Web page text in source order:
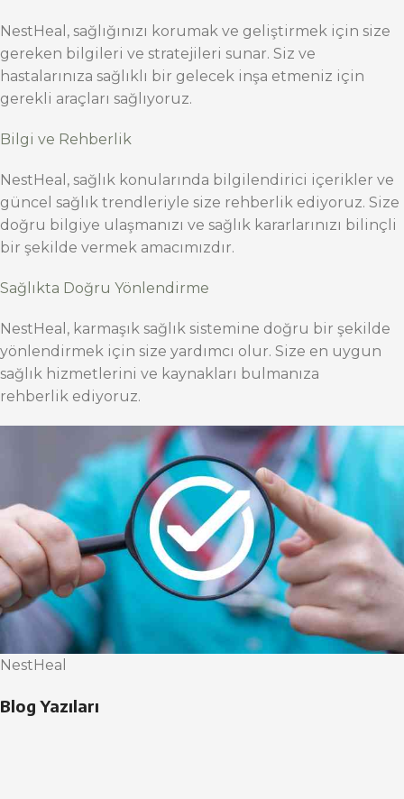
NestHeal, sağlığınızı korumak ve geliştirmek için size
gereken bilgileri ve stratejileri sunar. Siz ve
hastalarınıza sağlıklı bir gelecek inşa etmeniz için
gerekli araçları sağlıyoruz.
Bilgi ve Rehberlik
NestHeal, sağlık konularında bilgilendirici içerikler ve
güncel sağlık trendleriyle size rehberlik ediyoruz. Size
doğru bilgiye ulaşmanızı ve sağlık kararlarınızı bilinçli
bir şekilde vermek amacımızdır.
Sağlıkta Doğru Yönlendirme
NestHeal, karmaşık sağlık sistemine doğru bir şekilde
yönlendirmek için size yardımcı olur. Size en uygun
sağlık hizmetlerini ve kaynakları bulmanıza
rehberlik ediyoruz.
NestHeal
Blog Yazıları